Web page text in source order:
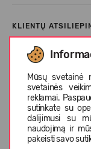
Mūsų svetainė
svetainės
reklamai.
sutinkate su
dalijimusi su
naudojimą ir
pakeisti savo
KLIENTŲ